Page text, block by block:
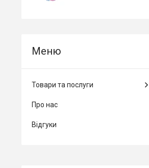
Товари та послуги
Про нас
Відгуки